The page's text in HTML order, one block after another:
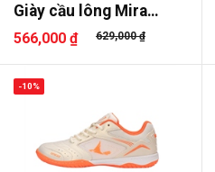
Giày cầu lông Mira
Genesis
566,000 ₫ 629,000 ₫
-10%